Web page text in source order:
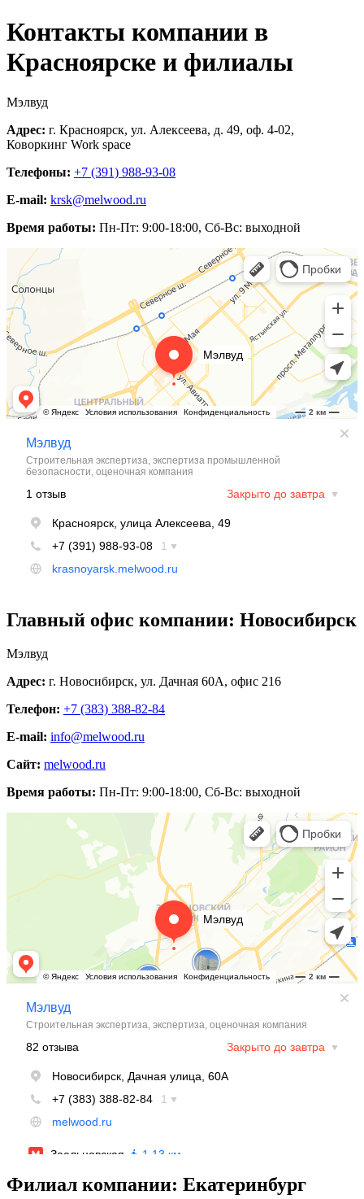
Контакты компании в
Красноярске и филиалы
Мэлвуд
Адрес: г. Красноярск, ул. Алексеева, д. 49, оф. 4-02,
Коворкинг Work space
Телефоны: +7 (391) 988-93-08
E-mail: krsk@melwood.ru
Время работы: Пн-Пт: 9:00-18:00, Сб-Вс: выходной
Главный офис компании: Новосибирск
Мэлвуд
Адрес: г. Новосибирск, ул. Дачная 60А, офис 216
Телефон: +7 (383) 388-82-84
E-mail: info@melwood.ru
Сайт: melwood.ru
Время работы: Пн-Пт: 9:00-18:00, Сб-Вс: выходной
Филиал компании: Екатеринбург